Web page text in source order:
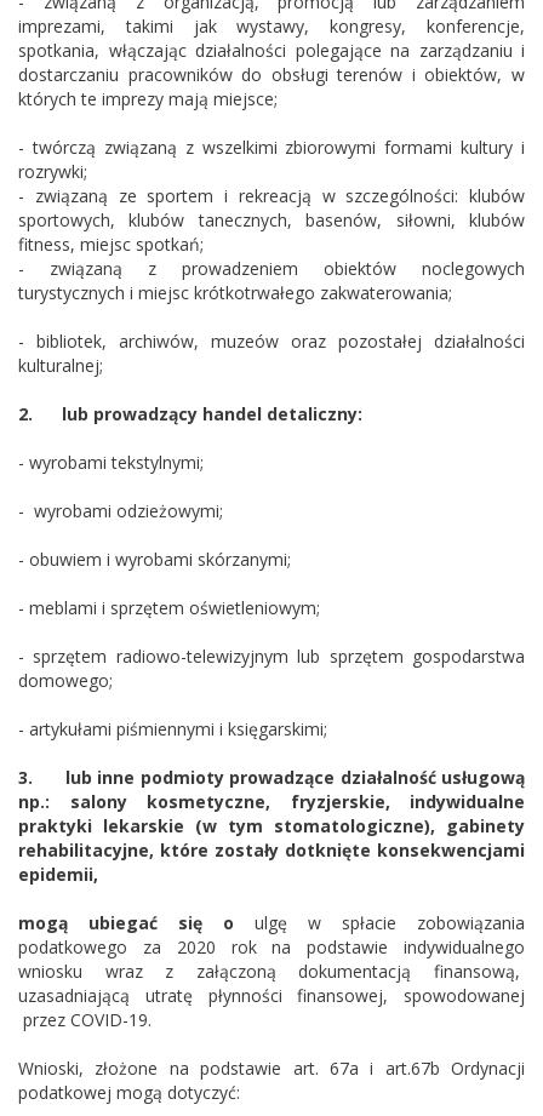
imprezami, takimi jak wystawy, kongresy, konferencje,
spotkania, włączając działalności polegające na zarządzaniu i
dostarczaniu pracowników do obsługi terenów i obiektów, w
których te imprezy mają miejsce;
- twórczą związaną z wszelkimi zbiorowymi formami kultury i
rozrywki;
- związaną ze sportem i rekreacją w szczególności: klubów
sportowych, klubów tanecznych, basenów, siłowni, klubów
fitness, miejsc spotkań;
- związaną z prowadzeniem obiektów noclegowych
turystycznych i miejsc krótkotrwałego zakwaterowania;
- bibliotek, archiwów, muzeów oraz pozostałej działalności
kulturalnej;
2. lub prowadzący handel detaliczny:
- wyrobami tekstylnymi;
- wyrobami odzieżowymi;
- obuwiem i wyrobami skórzanymi;
- meblami i sprzętem oświetleniowym;
- sprzętem radiowo-telewizyjnym lub sprzętem gospodarstwa
domowego;
- artykułami piśmiennymi i księgarskimi;
3. lub inne podmioty prowadzące działalność usługową
np.: salony kosmetyczne, fryzjerskie, indywidualne
praktyki lekarskie (w tym stomatologiczne), gabinety
rehabilitacyjne, które zostały dotknięte konsekwencjami
epidemii,
mogą ubiegać się o ulgę w spłacie zobowiązania
podatkowego za 2020 rok na podstawie indywidualnego
wniosku wraz z załączoną dokumentacją finansową,
uzasadniającą utratę płynności finansowej, spowodowanej
przez COVID-19.
Wnioski, złożone na podstawie art. 67a i art.67b Ordynacji
podatkowej mogą dotyczyć: